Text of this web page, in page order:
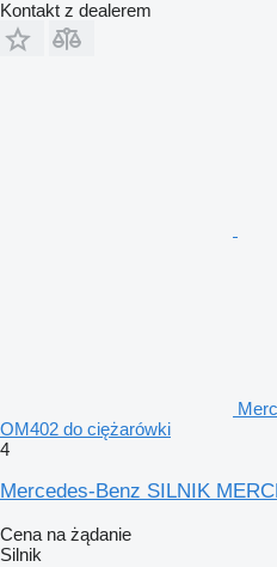
Kontakt z dealerem
OM402 do ciężarówki
4
Mercedes-Benz SILNIK
Cena na żądanie
Silnik